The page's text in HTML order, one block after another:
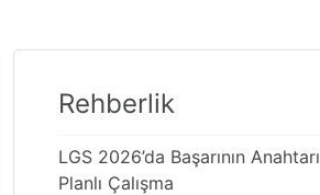
Rehberlik
LGS 2026’da Başarının Anahtarı
Planlı Çalışma